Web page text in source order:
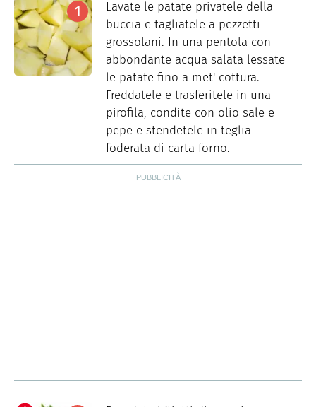
Lavate le patate privatele della
buccia e tagliatele a pezzetti
grossolani. In una pentola con
abbondante acqua salata lessate
le patate fino a met' cottura.
Freddatele e trasferitele in una
pirofila, condite con olio sale e
pepe e stendetele in teglia
foderata di carta forno.